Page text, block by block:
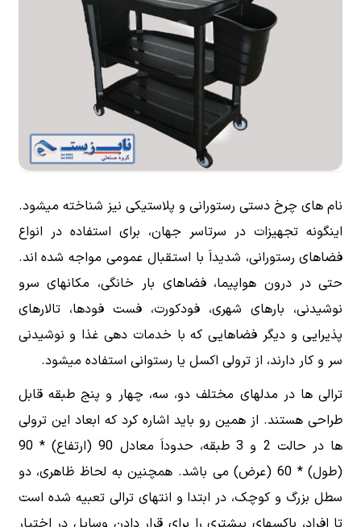
نام های چرخ دستی رستورانی و پلاستیکی نیز شناخته میشود.
اینگونه تجهیزات در سرتاسر جهان، برای استفاده در انواع
فضاهای رستورانی، شدیداَ با استقبال عمومی مواجه شده اند.
حتی در درون هواپیما، فضاهای بار خانگی، مکانهای سرو
نوشیدنی، بارهای شهری، فودکورت، فست فودها، تالارهای
پذیرایی و دیگر فضاهایی که با خدمات دهی غذا و نوشیدنی
سر و کار دارند، از ترولی اکسل یا رستوانی استفاده میشود.
ترالی ها در مدلهای مختلف دو، سه، چهار و پنج طبقه قابل
طراحی هستند. از همین رو باید اشاره کرد که ابعاد این ترولی
ها در حالت 2 و 3 طبقه، حدوداَ معادل 90 (ارتفاع) * 90
(طول) * 60 (عرض) می باشد. همچنین به لحاظ ظاهری، دو
سطل بزرگ و کوچک، در ابتدا و انتهای ترالی تعبیه شده است